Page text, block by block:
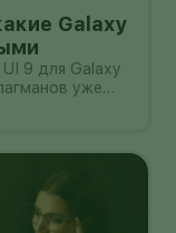
Galaxy
9 для Galaxy
уже